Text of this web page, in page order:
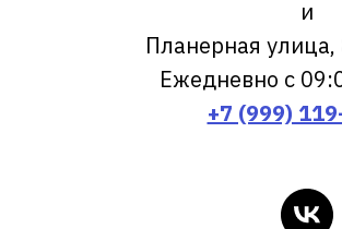
и
Планерная улица,
Ежедневно с
+7 (999)